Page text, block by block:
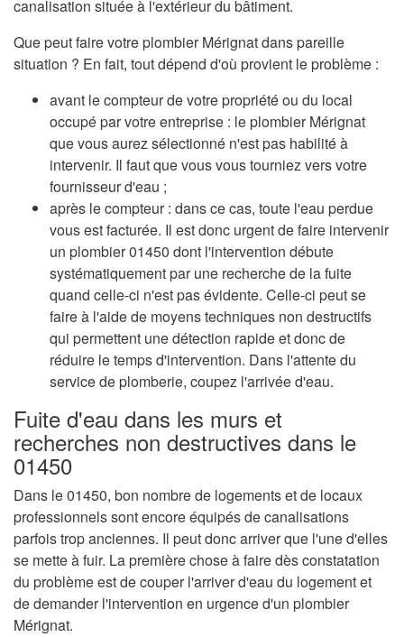
canalisation située à l'extérieur du bâtiment.
Que peut faire votre plombier Mérignat dans pareille
situation ? En fait, tout dépend d'où provient le problème :
avant le compteur de votre propriété ou du local
occupé par votre entreprise : le plombier Mérignat
que vous aurez sélectionné n'est pas habilité à
intervenir. Il faut que vous vous tourniez vers votre
fournisseur d'eau ;
après le compteur : dans ce cas, toute l'eau perdue
vous est facturée. Il est donc urgent de faire intervenir
un plombier 01450 dont l'intervention débute
systématiquement par une recherche de la fuite
quand celle-ci n'est pas évidente. Celle-ci peut se
faire à l'aide de moyens techniques non destructifs
qui permettent une détection rapide et donc de
réduire le temps d'intervention. Dans l'attente du
service de plomberie, coupez l'arrivée d'eau.
Fuite d'eau dans les murs et
recherches non destructives dans le
01450
Dans le 01450, bon nombre de logements et de locaux
professionnels sont encore équipés de canalisations
parfois trop anciennes. Il peut donc arriver que l'une d'elles
se mette à fuir. La première chose à faire dès constatation
du problème est de couper l'arriver d'eau du logement et
de demander l'intervention en urgence d'un plombier
Mérignat.